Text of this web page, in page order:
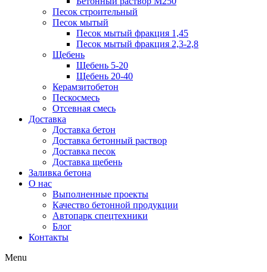
Песок строительный
Песок мытый
Песок мытый фракция 1,45
Песок мытый фракция 2,3-2,8
Щебень
Щебень 5-20
Щебень 20-40
Керамзитобетон
Пескосмесь
Отсевная смесь
Доставка
Доставка бетон
Доставка бетонный раствор
Доставка песок
Доставка щебень
Заливка бетона
О нас
Выполненные проекты
Качество бетонной продукции
Автопарк спецтехники
Блог
Контакты
Menu